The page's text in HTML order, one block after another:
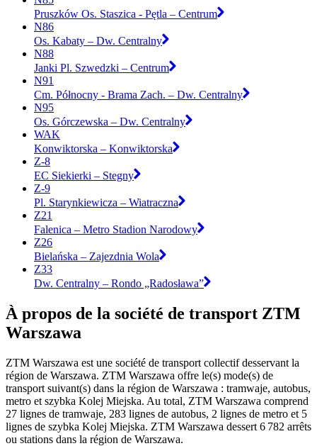
Pruszków Os. Staszica - Pętla – Centrum
N86
Os. Kabaty – Dw. Centralny
N88
Janki Pl. Szwedzki – Centrum
N91
Cm. Północny - Brama Zach. – Dw. Centralny
N95
Os. Górczewska – Dw. Centralny
WAK
Konwiktorska – Konwiktorska
Z-8
EC Siekierki – Stegny
Z-9
Pl. Starynkiewicza – Wiatraczna
Z21
Falenica – Metro Stadion Narodowy
Z26
Bielańska – Zajezdnia Wola
Z33
Dw. Centralny – Rondo „Radosława”
À propos de la société de transport ZTM
Warszawa
ZTM Warszawa est une société de transport collectif desservant la
région de Warszawa. ZTM Warszawa offre le(s) mode(s) de
transport suivant(s) dans la région de Warszawa : tramwaje, autobus,
metro et szybka Kolej Miejska. Au total, ZTM Warszawa comprend
27 lignes de tramwaje, 283 lignes de autobus, 2 lignes de metro et 5
lignes de szybka Kolej Miejska. ZTM Warszawa dessert 6 782 arrêts
ou stations dans la région de Warszawa.